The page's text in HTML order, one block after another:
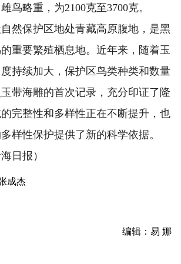
鸟略重，为2100克至3700克。
保护区地处青藏高原腹地，是黑
重要繁殖栖息地。近年来，随着玉
持续加大，保护区鸟类种类和数量
带海雕的首次记录，充分印证了隆
完整性和多样性正在不断提升，也
样性保护提供了新的科学依据。
日报）
成杰
编辑：易 娜